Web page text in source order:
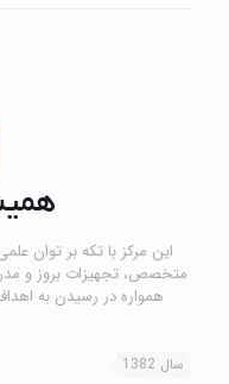
این مرکز با تکه بر توان
متخصص، تجهیزات بروز و
همواره در رسیدن به
سال 1382